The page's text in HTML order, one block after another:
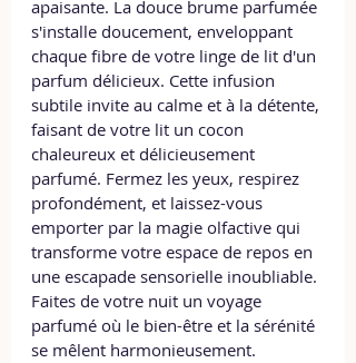
apaisante. La douce brume parfumée
s'installe doucement, enveloppant
chaque fibre de votre linge de lit d'un
parfum délicieux. Cette infusion
subtile invite au calme et à la détente,
faisant de votre lit un cocon
chaleureux et délicieusement
parfumé. Fermez les yeux, respirez
profondément, et laissez-vous
emporter par la magie olfactive qui
transforme votre espace de repos en
une escapade sensorielle inoubliable.
Faites de votre nuit un voyage
parfumé où le bien-être et la sérénité
se mêlent harmonieusement.